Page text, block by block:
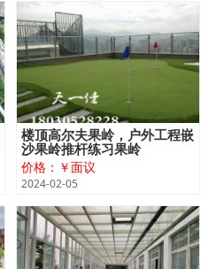
楼顶高尔夫果岭，户外工程嵌
沙果岭推杆练习果岭
价格：￥面议
2024-02-05